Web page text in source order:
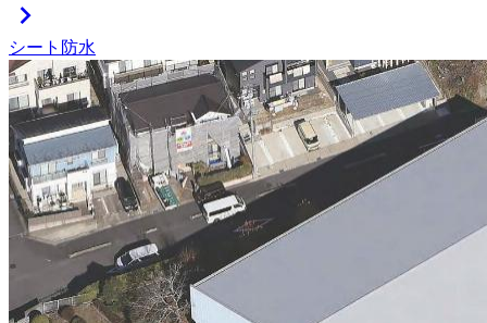
chevron_right
シート防水